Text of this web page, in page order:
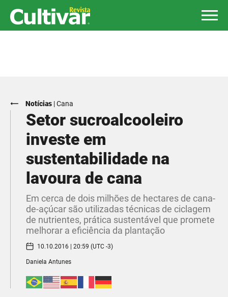
Notícias |Cana
​Setor sucroalcooleiro
investe em
sustentabilidade na
lavoura de cana
Em cerca de dois milhões de hectares de cana-
de-açúcar são utilizadas técnicas de ciclagem
de nutrientes, prática sustentável que promete
melhorar a eficiência da plantação
10.10.2016 | 20:59 (UTC -3)
Daniela Antunes